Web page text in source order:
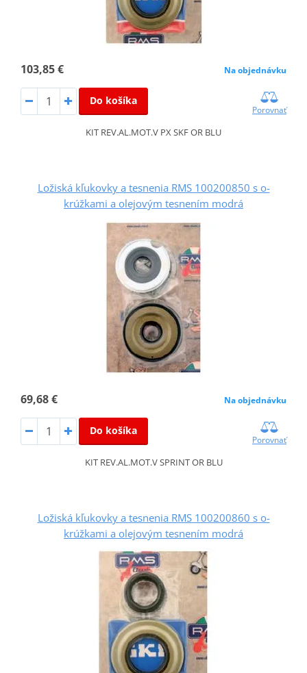
103,85 € Na objednávku
Do košíka
Porovnať
KIT REV.AL.MOT.V PX SKF OR BLU
Ložiská kľukovky a tesnenia RMS 100200850 s o-
krúžkami a olejovým tesnením modrá
69,68 € Na objednávku
Do košíka
Porovnať
KIT REV.AL.MOT.V SPRINT OR BLU
Ložiská kľukovky a tesnenia RMS 100200860 s o-
krúžkami a olejovým tesnením modrá